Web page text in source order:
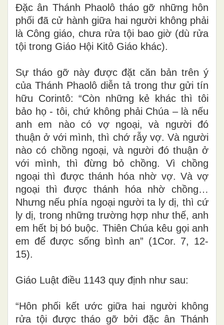
Đặc ân Thánh Phaolô tháogỡ những hôn
phối đã cử hành giữa hai người không phải
là Công giáo, chưa rửa tội bao giờ (dù rửa
tội trong Giáo Hội Kitô Giáo khác).
Sự tháo gỡ này được đặt căn bản trên ý
của Thánh Phaolô diễn tả trong thư gửi tín
hữu Corintô:“Còn những kẻ khác thì tôi
bảo họ - tôi, chứ không phải Chúa – là nếu
anh em nào có vợ ngoại, và người đó
thuận ở với mình, thì chớ rẫy vợ. Và người
nào có chồng ngoại, và người đó thuận ở
với mình, thì đừng bỏ chồng. Vì chồng
ngoại thì được thánh hóa nhờ vợ. Vàvợ
ngoại thì đượcthánh hóa nhờ chồng…
Nhưng nếu phía ngoại người ta ly dị, thì cứ
lydị, trong những trường hợp như thế, anh
em hết bị bó buộc. Thiên Chúa kêu gọi anh
em để được sống bình an” (1Cor. 7, 12-
15).
Giáo Luật điều 1143 quy định như sau:
“Hôn phối kết ước giữa hai người không
rửa tội được tháo gỡ bởi đặc ân Thánh